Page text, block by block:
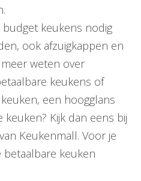
budget keukens nodig
ook afzuigkappen en
weten over
keukens of
een hoogglans
Kijk dan eens bij
Keukenmall. Voor je
keuken